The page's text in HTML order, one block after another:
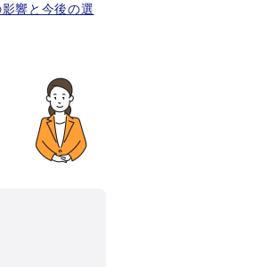
響と今後の選